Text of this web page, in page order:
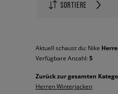
SORTIERE
Aktuell schaust du: Nike
Verfügbare Anzahl: 5
Zurück zur gesamten
Herren Winterjacken